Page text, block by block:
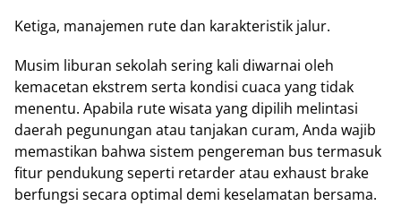
Ketiga, manajemen rute dan karakteristik jalur.
Musim liburan sekolah sering kali diwarnai oleh
kemacetan ekstrem serta kondisi cuaca yang tidak
menentu. Apabila rute wisata yang dipilih melintasi
daerah pegunungan atau tanjakan curam, Anda wajib
memastikan bahwa sistem pengereman bus termasuk
fitur pendukung seperti retarder atau exhaust brake
berfungsi secara optimal demi keselamatan bersama.